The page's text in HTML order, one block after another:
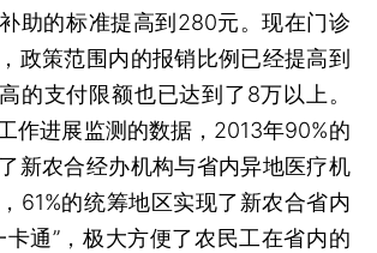
助的标准提高到280元。现在门诊
政策范围内的报销比例已经提高到
的支付限额也已达到了8万以上。
作进展监测的数据，2013年90%的
新农合经办机构与省内异地医疗机
61%的统筹地区实现了新农合省内
卡通”，极大方便了农民工在省内的